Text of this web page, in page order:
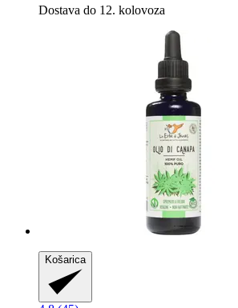
Dostava do 12. kolovoza
Košarica